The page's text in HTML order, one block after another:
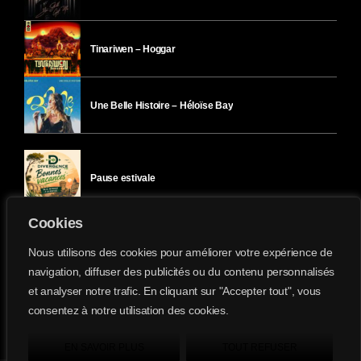
Cookies
Nous utilisons des cookies pour améliorer votre expérience de
navigation, diffuser des publicités ou du contenu personnalisés
et analyser notre trafic. En cliquant sur "Accepter tout", vous
consentez à notre utilisation des cookies.
Tinariwen – Hoggar
Une Belle Histoire – Héloïse Bay
Pause estivale
Ici l’Ombre – mardi 28 juillet